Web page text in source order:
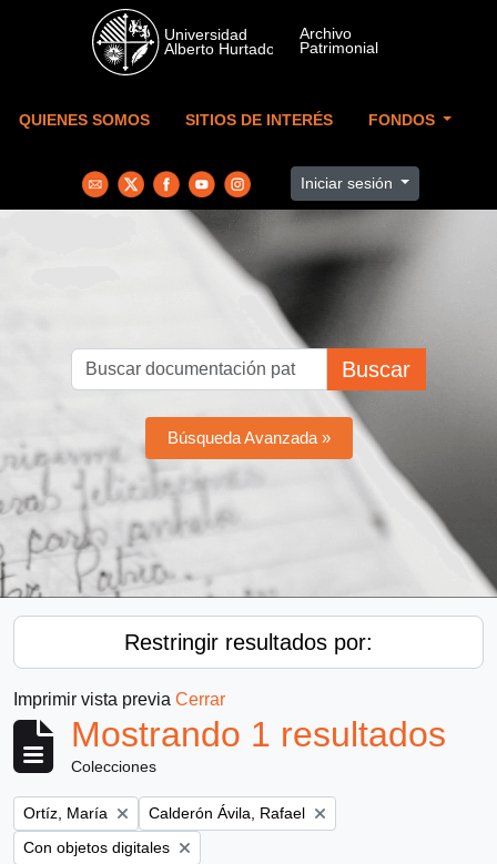
Skip to main content
QUIENES SOMOS SITIOS DE INTERÉS FONDOS
Iniciar sesión
Buscar
Búsqueda Avanzada »
Restringir resultados por:
Imprimir vista previa Cerrar
Mostrando 1 resultados
Colecciones
Remove filter:
Ortíz, María Remove filter:
Calderón Ávila, Rafael
Remove filter:
Con objetos digitales